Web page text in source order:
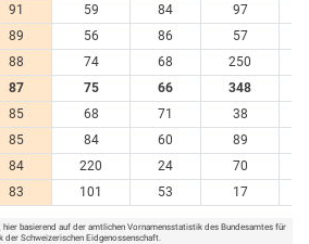
91 59 84 97
89 56 86 57
88 74 68 250
87 75 66 348
85 68 71 38
85 84 60 89
84 220 24 70
83 101 53 17
, hier basierend auf der amtlichen Vornamensstatistik des Bundesamtes für
der Schweizerischen Eidgenossenschaft.